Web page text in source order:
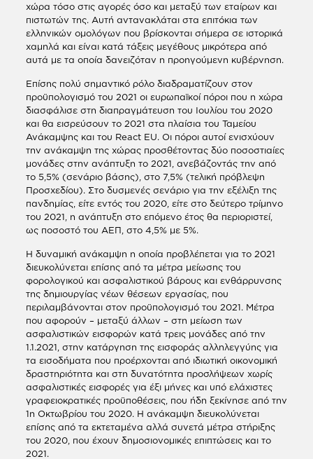
χώρα τόσο στις αγορές όσο και μεταξύ των εταίρων και
πιστωτών της. Αυτή αντανακλάται στα επιτόκια των
ελληνικών ομολόγων που βρίσκονται σήμερα σε ιστορικά
χαμηλά και είναι κατά τάξεις μεγέθους μικρότερα από
αυτά με τα οποία δανειζόταν η προηγούμενη κυβέρνηση.
Επίσης πολύ σημαντικό ρόλο διαδραματίζουν στον
προϋπολογισμό του 2021 οι ευρωπαϊκοί πόροι που η χώρα
διασφάλισε στη διαπραγμάτευση του Ιουλίου του 2020
και θα εισρεύσουν το 2021 στα πλαίσια του Ταμείου
Ανάκαμψης και του React EU. Οι πόροι αυτοί ενισχύουν
την ανάκαμψη της χώρας προσθέτοντας δύο ποσοστιαίες
μονάδες στην ανάπτυξη το 2021, ανεβάζοντάς την από
το 5,5% (σενάριο βάσης), στο 7,5% (τελική πρόβλεψη
Προσχεδίου). Στο δυσμενές σενάριο για την εξέλιξη της
πανδημίας, είτε εντός του 2020, είτε στο δεύτερο τρίμηνο
του 2021, η ανάπτυξη στο επόμενο έτος θα περιοριστεί,
ως ποσοστό του ΑΕΠ, στο 4,5% με 5%.
Η δυναμική ανάκαμψη η οποία προβλέπεται για το 2021
διευκολύνεται επίσης από τα μέτρα μείωσης του
φορολογικού και ασφαλιστικού βάρους και ενθάρρυνσης
της δημιουργίας νέων θέσεων εργασίας, που
περιλαμβάνονται στον προϋπολογισμό του 2021. Μέτρα
που αφορούν – μεταξύ άλλων – στη μείωση των
ασφαλιστικών εισφορών κατά τρεις μονάδες από την
1.1.2021, στην κατάργηση της εισφοράς αλληλεγγύης για
τα εισοδήματα που προέρχονται από ιδιωτική οικονομική
δραστηριότητα και στη δυνατότητα προσλήψεων χωρίς
ασφαλιστικές εισφορές για έξι μήνες και υπό ελάχιστες
γραφειοκρατικές προϋποθέσεις, που ήδη ξεκίνησε από την
1η Οκτωβρίου του 2020. Η ανάκαμψη διευκολύνεται
επίσης από τα εκτεταμένα αλλά συνετά μέτρα στήριξης
του 2020, που έχουν δημοσιονομικές επιπτώσεις και το
2021.